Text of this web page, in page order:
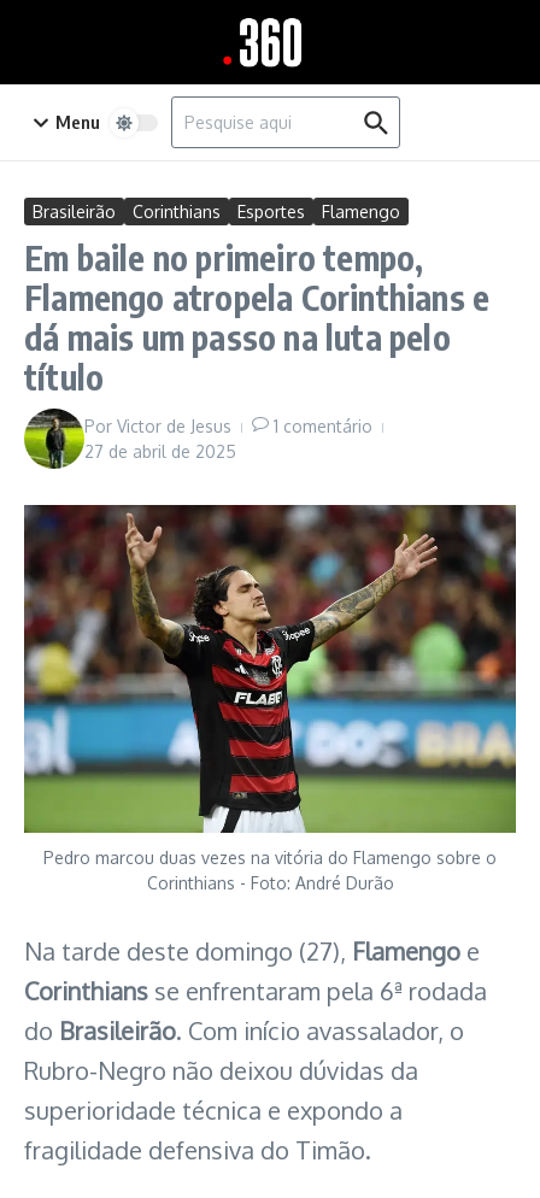
Menu
Procurar por:
Brasileirão Corinthians Esportes Flamengo
Em baile no primeiro tempo,
Flamengo atropela Corinthians e
dá mais um passo na luta pelo
título
Por Victor de Jesus
1 comentário
27 de abril de 2025
Pedro marcou duas vezes na vitória do Flamengo sobre o
Corinthians - Foto: André Durão
Na tarde deste domingo (27), Flamengo e
Corinthians se enfrentaram pela 6ª rodada
do Brasileirão. Com início avassalador, o
Rubro-Negro não deixou dúvidas da
superioridade técnica e expondo a
fragilidade defensiva do Timão.